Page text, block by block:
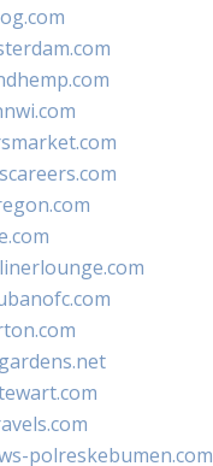
polreskebumen.com